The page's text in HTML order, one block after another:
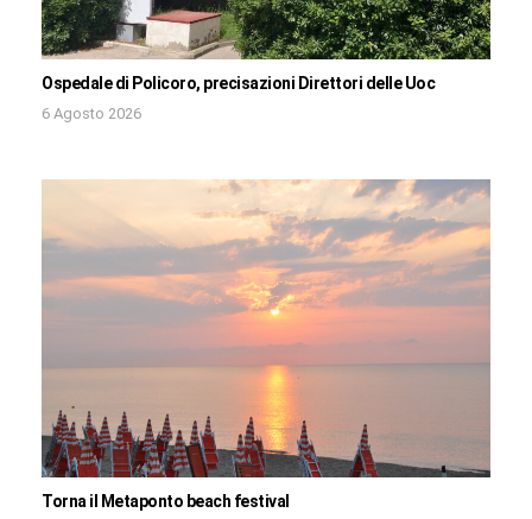
Ospedale di Policoro, precisazioni Direttori delle Uoc
6 Agosto 2026
Torna il Metaponto beach festival